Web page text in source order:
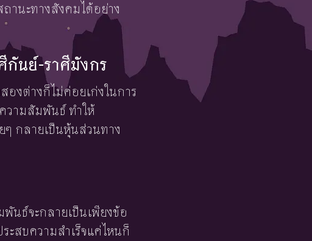
านะทางสังคมได้อย่าง
นย์-ราศีมังกร
งต่างก็ไม่ค่อยเก่งในการ
วามสัมพันธ์ ทำให้
ๆ กลายเป็นหุ้นส่วนทาง
นธ์จะกลายเป็นเพียงข้อ
ะสบความสำเร็จแค่ไหนก็